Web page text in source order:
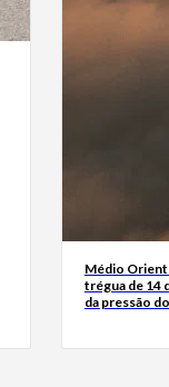
Médio
trégua de 14
da pressão